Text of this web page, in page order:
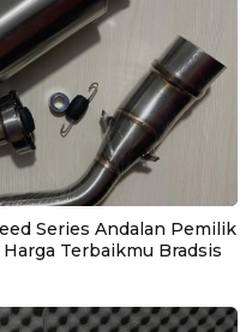
Series Andalan Pemilik
Terbaikmu Bradsis